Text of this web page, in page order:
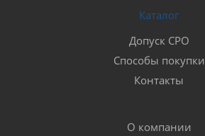
Каталог
Допуск СРО
Способы покупки
Контакты
О компании